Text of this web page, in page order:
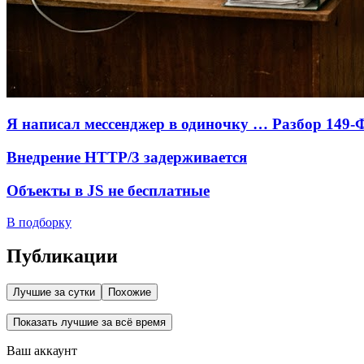
Я написал мессенджер в одиночку … Разбор 149-
Внедрение HTTP/3 задерживается
Объекты в JS не бесплатные
В подборку
Публикации
Лучшие за сутки Похожие
Показать лучшие за всё время
Ваш аккаунт